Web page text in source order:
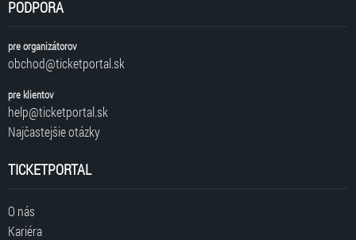
PODPORA
pre organizátorov
obchod@ticketportal.sk
pre klientov
help@ticketportal.sk
Najčastejšie otázky
TICKETPORTAL
O nás
Kariéra